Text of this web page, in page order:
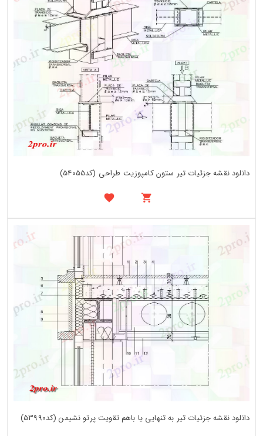
دانلود نقشه جزئیات تیر ستون کامپوزیت طراحی (کد54055)
دانلود نقشه جزئیات تیر به تنهایی یا باهم تقویت پرتو نشیمن (کد53990)